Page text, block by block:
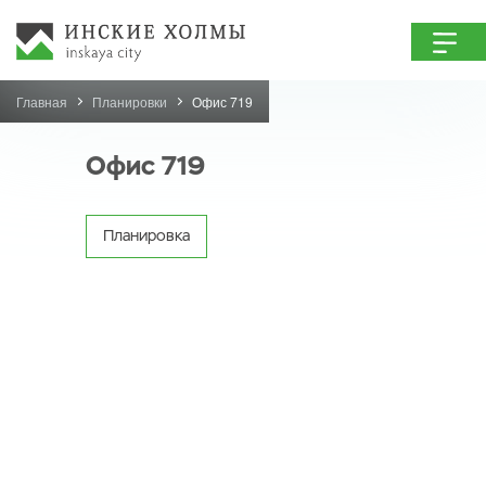
Главная Планировки Офис 719
Офис 719
Планировка